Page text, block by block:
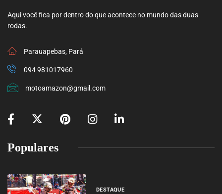
Aqui você fica por dentro do que acontece no mundo das duas
rodas.
Parauapebas, Pará
094 981017960
motoamazon@gmail.com
Populares
DESTAQUE